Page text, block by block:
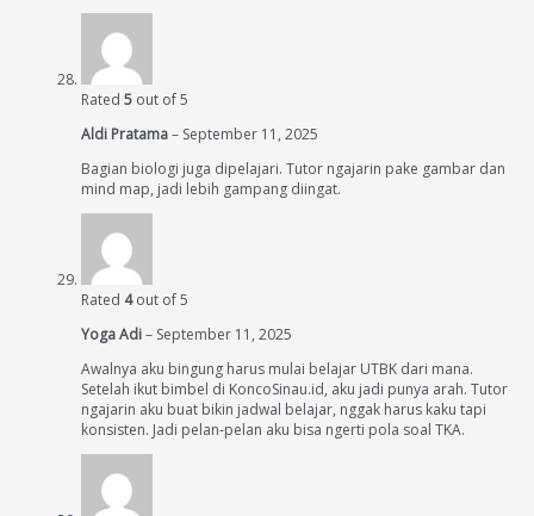
Rated 5 out of 5
Aldi Pratama– September 11, 2025
Bagian biologi juga dipelajari. Tutor ngajarin pake gambar dan
mind map, jadi lebih gampang diingat.
Rated 4out of 5
Yoga Adi– September 11, 2025
Awalnya aku bingung harus mulai belajar UTBK dari mana.
Setelah ikut bimbel di KoncoSinau.id, aku jadi punya arah. Tutor
ngajarin aku buat bikin jadwal belajar, nggak harus kaku tapi
konsisten. Jadi pelan-pelan aku bisa ngerti pola soal TKA.